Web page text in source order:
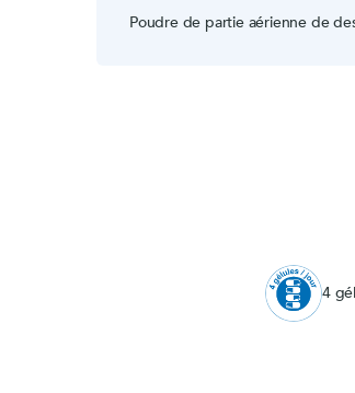
Poudre de partie aérienne de
4